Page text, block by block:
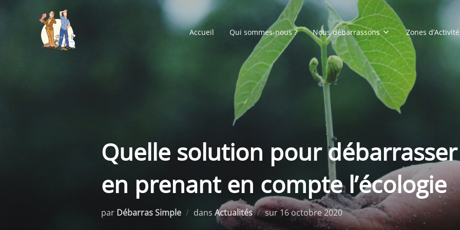
Accueil Qui sommes-nous ? Nous débarrassons Zones d’Activité
Quelle solution pour
en prenant en compte l’écologie
par Débarras Simple dans Actualités surPublié
16 octobre 2020